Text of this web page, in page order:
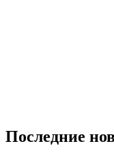
Последние